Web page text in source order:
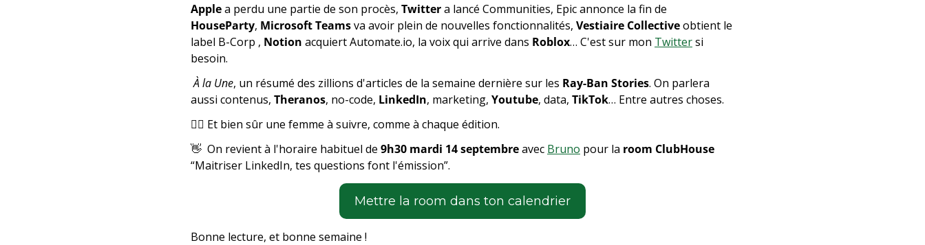
Apple a perdu une partie de son procès, Twitter
HouseParty, Microsoft Teams va avoir plein de nouvelles fonctionnalités, Vestiaire Collective obtient le
label B-Corp , Notion acquiert Automate.io, la voix qui arrive dans Roblox… C'est sur mon Twitter si
besoin.
À la Une, un résumé des zillions d'articles de la semaine dernière sur les Ray-Ban Stories. On parlera
aussi contenus, Theranos, no-code, LinkedIn, marketing, Youtube, data, TikTok… Entre autres choses.
👱‍♀ Et bien sûr une femme à suivre, comme à chaque édition.
👋
  On revient à l'horaire habituel de
9h30 mardi 14 septembre avec Bruno pour la room ClubHouse
“Maitriser LinkedIn, tes questions font l'émission”.
­Mettre la room dans ton calendrier
Bonne lecture, et bonne semaine !